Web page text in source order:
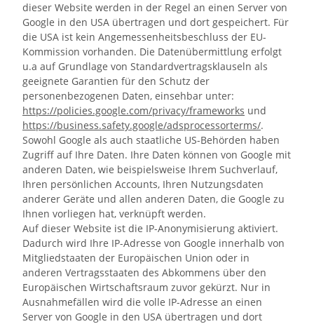
dieser Website werden in der Regel an einen Server von
Google in den USA übertragen und dort gespeichert. Für
die USA ist kein Angemessenheitsbeschluss der EU-
Kommission vorhanden. Die Datenübermittlung erfolgt
u.a auf Grundlage von Standardvertragsklauseln als
geeignete Garantien für den Schutz der
personenbezogenen Daten, einsehbar unter:
https://policies.google.com/privacy/frameworks und
https://business.safety.google/adsprocessorterms/.
Sowohl Google als auch staatliche US-Behörden haben
Zugriff auf Ihre Daten. Ihre Daten können von Google mit
anderen Daten, wie beispielsweise Ihrem Suchverlauf,
Ihren persönlichen Accounts, Ihren Nutzungsdaten
anderer Geräte und allen anderen Daten, die Google zu
Ihnen vorliegen hat, verknüpft werden.
Auf dieser Website ist die IP-Anonymisierung aktiviert.
Dadurch wird Ihre IP-Adresse von Google innerhalb von
Mitgliedstaaten der Europäischen Union oder in
anderen Vertragsstaaten des Abkommens über den
Europäischen Wirtschaftsraum zuvor gekürzt. Nur in
Ausnahmefällen wird die volle IP-Adresse an einen
Server von Google in den USA übertragen und dort